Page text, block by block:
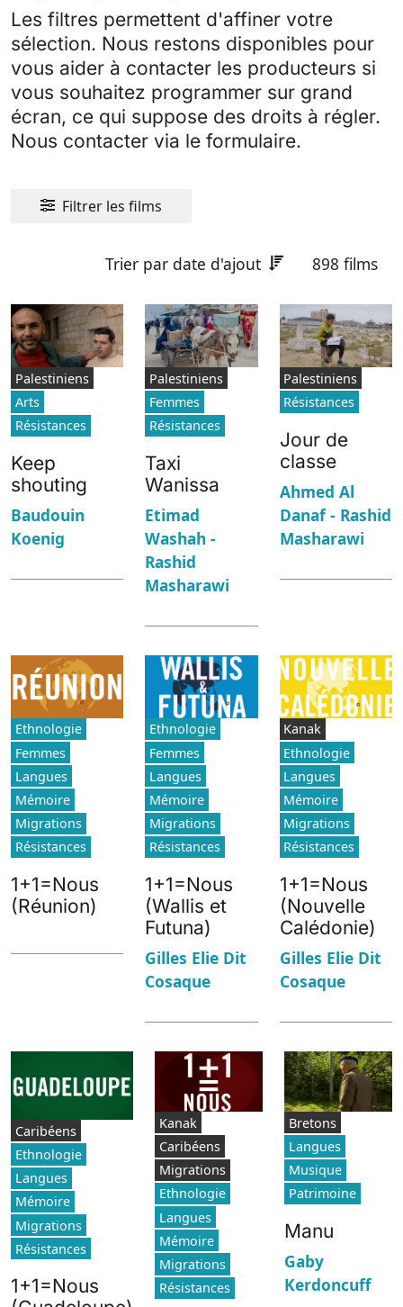
Les filtres permettent d'affiner votre
sélection. Nous restons disponibles pour
vous aider à contacter les producteurs si
vous souhaitez programmer sur grand
écran, ce qui suppose des droits à régler.
Nous contacter via le formulaire.
Filtrer les films
Trier par date d'ajout 898 films
Palestiniens
Arts
Résistances
Keep
shouting
Baudouin
Koenig
Palestiniens
Femmes
Résistances
Taxi
Wanissa
Etimad
Washah -
Rashid
Masharawi
Palestiniens
Résistances
Jour de
classe
Ahmed Al
Danaf - Rashid
Masharawi
Ethnologie
Femmes
Langues
Mémoire
Migrations
Résistances
1+1=Nous
(Réunion)
Ethnologie
Femmes
Langues
Mémoire
Migrations
Résistances
1+1=Nous
(Wallis et
Futuna)
Gilles Elie Dit
Cosaque
Kanak
Ethnologie
Langues
Mémoire
Migrations
Résistances
1+1=Nous
(Nouvelle
Calédonie)
Gilles Elie Dit
Cosaque
Caribéens
Ethnologie
Langues
Mémoire
Migrations
Résistances
1+1=Nous
Kanak
Caribéens
Migrations
Ethnologie
Langues
Mémoire
Migrations
Résistances
Bretons
Langues
Musique
Patrimoine
Manu
Gaby
Kerdoncuff